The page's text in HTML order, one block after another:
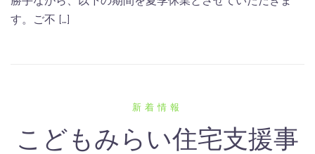
す。ご不 […]
新着情報
こどもみらい住宅支援事